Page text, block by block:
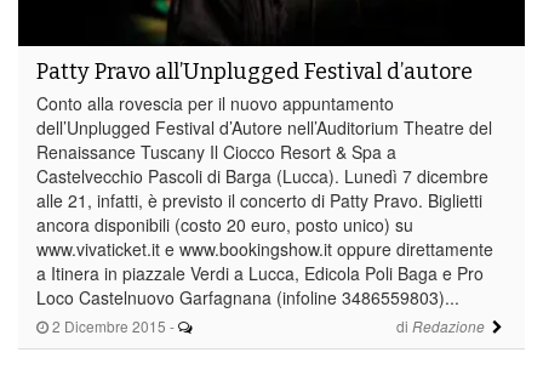
2 Dicembre 2015 - di Redazione
Patty Pravo all’Unplugged Festival d’autore
Conto alla rovescia per il nuovo appuntamento
dell’Unplugged Festival d’Autore nell’Auditorium Theatre del
Renaissance Tuscany Il Ciocco Resort & Spa a
Castelvecchio Pascoli di Barga (Lucca). Lunedì 7 dicembre
alle 21, infatti, è previsto il concerto di Patty Pravo. Biglietti
ancora disponibili (costo 20 euro, posto unico) su
www.vivaticket.it e www.bookingshow.it oppure direttamente
a Itinera in piazzale Verdi a Lucca, Edicola Poli Baga e Pro
Loco Castelnuovo Garfagnana (infoline 3486559803)...